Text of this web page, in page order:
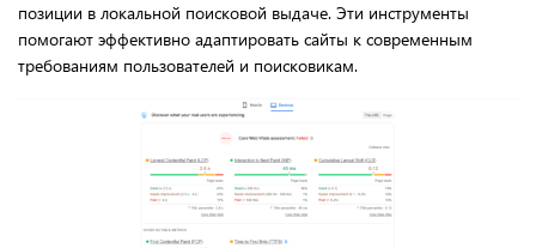
позиции в локальной поисковой выдаче. Эти инструменты
помогают эффективно адаптировать сайты к современным
требованиям пользователей и поисковикам.